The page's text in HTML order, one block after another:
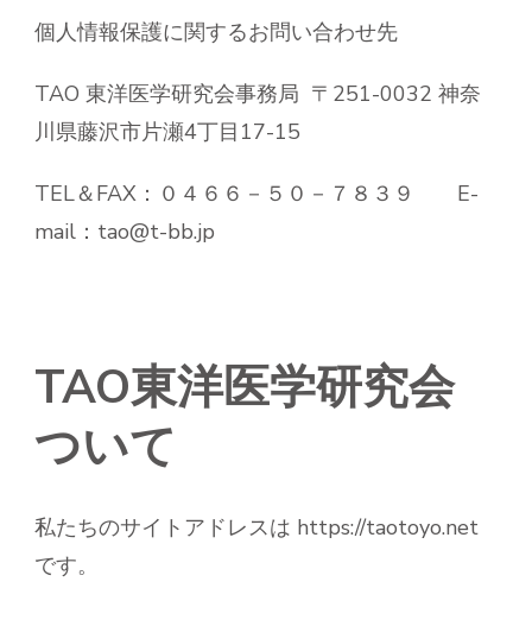
個人情報保護に関するお問い合わせ先
TAO 東洋医学研究会事務局 〒251-0032 神奈
川県藤沢市片瀬4丁目17-15
TEL＆FAX：０４６６－５０－７８３９ E-
mail：tao@t-bb.jp
TAO東洋医学研究会
ついて
私たちのサイトアドレスは https://taotoyo.net
です。